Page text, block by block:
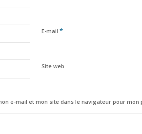
E-mail *
Site web
e-mail et mon site dans le navigateur pour mon